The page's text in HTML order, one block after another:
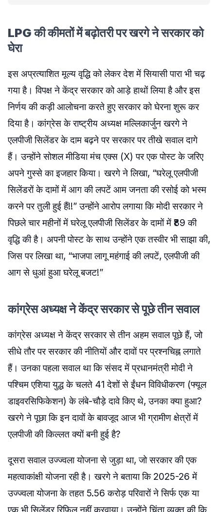
LPG की कीमतों में बढ़ोतरी पर खरगे ने सरकार को
घेरा
इस अप्रत्याशित मूल्य वृद्धि को लेकर देश में सियासी पारा भी चढ़
गया है। विपक्ष ने केंद्र सरकार को आड़े हाथों लिया है और इस
निर्णय की कड़ी आलोचना करते हुए सरकार को घेरना शुरू कर
दिया है। कांग्रेस के राष्ट्रीय अध्यक्ष मल्लिकार्जुन खरगे ने
एलपीजी सिलेंडर के दाम बढ़ने पर सरकार पर तीखे सवाल दागे
हैं। उन्होंने सोशल मीडिया मंच एक्स (X) पर एक पोस्ट के जरिए
अपने गुस्से का इजहार किया। खरगे ने लिखा, “घरेलू एलपीजी
सिलेंडरों के दामों में आग की लपटें आम जनता की रसोई को भस्म
करने पर तुली हुई हैं!!” उन्होंने आरोप लगाया कि मोदी सरकार ने
पिछले चार महीनों में घरेलू एलपीजी सिलेंडर के दामों में ₹89 की
वृद्धि की है। अपनी पोस्ट के साथ उन्होंने एक तस्वीर भी साझा की,
जिस पर लिखा था, “भाजपा लागू महंगाई की लपटें, एलपीजी की
आग से धुआं हुआ घरेलू बजट!”
कांग्रेस अध्यक्ष ने केंद्र सरकार से पूछे तीन सवाल
कांग्रेस अध्यक्ष ने केंद्र सरकार से तीन अहम सवाल पूछे हैं, जो
सीधे तौर पर सरकार की नीतियों और दावों पर प्रश्नचिह्न लगाते
हैं। उनका पहला सवाल था कि संसद में प्रधानमंत्री मोदी ने
पश्चिम एशिया युद्ध के चलते 41 देशों से ईंधन विविधीकरण (फ्यूल
डाइवरसिफिकेशन) के लंबे-चौड़े दावे किए थे, उनका क्या हुआ?
खरगे ने पूछा कि इन दावों के बावजूद आज भी ग्रामीण क्षेत्रों में
एलपीजी की किल्लत क्यों बनी हुई है?
दूसरा सवाल उज्ज्वला योजना से जुड़ा था, जो सरकार की एक
महत्वाकांक्षी योजना रही है। खरगे ने बताया कि 2025-26 में
उज्ज्वला योजना के तहत 5.56 करोड़ परिवारों ने सिर्फ एक या